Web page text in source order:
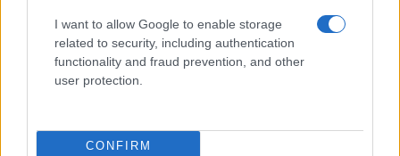
I want to allow Google to enable storage
related to security, including authentication
functionality and fraud prevention, and other
user protection.
CONFIRM
Tελευταίες Ειδήσειςγια την Παιδεία και την εργασία
στοiPaideia.gr